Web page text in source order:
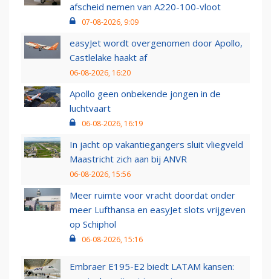
afscheid nemen van A220-100-vloot
07-08-2026, 9:09
easyJet wordt overgenomen door Apollo,
Castlelake haakt af
06-08-2026, 16:20
Apollo geen onbekende jongen in de
luchtvaart
06-08-2026, 16:19
In jacht op vakantiegangers sluit vliegveld
Maastricht zich aan bij ANVR
06-08-2026, 15:56
Meer ruimte voor vracht doordat onder
meer Lufthansa en easyJet slots vrijgeven
op Schiphol
06-08-2026, 15:16
Embraer E195-E2 biedt LATAM kansen: